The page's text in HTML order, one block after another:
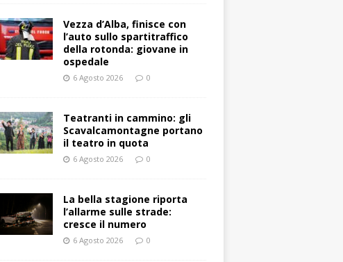
Vezza d’Alba, finisce con
l’auto sullo spartitraffico
della rotonda: giovane in
ospedale
6 Agosto 2026 0
Teatranti in cammino: gli
Scavalcamontagne portano
il teatro in quota
6 Agosto 2026 0
La bella stagione riporta
l’allarme sulle strade:
cresce il numero
6 Agosto 2026 0